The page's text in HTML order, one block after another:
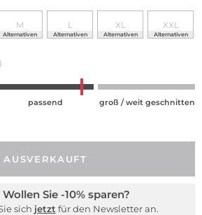
M
Alternativen
L
Alternativen
XL
Alternativen
XXL
Alternativen
passend groß / weit geschnitten
AUSVERKAUFT
Wollen Sie -10% sparen?
sich jetzt für den Newsletter an.